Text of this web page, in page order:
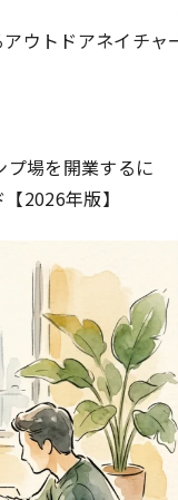
ウトドアネイチャ
プ場を開業するに
2026年版】